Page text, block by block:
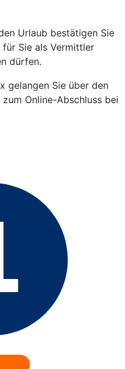
Urlaub bestätigen Sie
Sie als Vermittler
dürfen.
gelangen Sie über den
zum Online-Abschluss bei